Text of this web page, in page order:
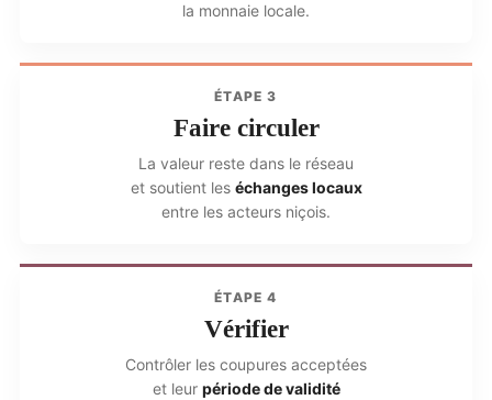
la monnaie locale.
ÉTAPE 3
Faire circuler
La valeur reste dans le réseau
et soutient les échanges locaux
entre les acteurs niçois.
ÉTAPE 4
Vérifier
Contrôler les coupures acceptées
et leur période de validité